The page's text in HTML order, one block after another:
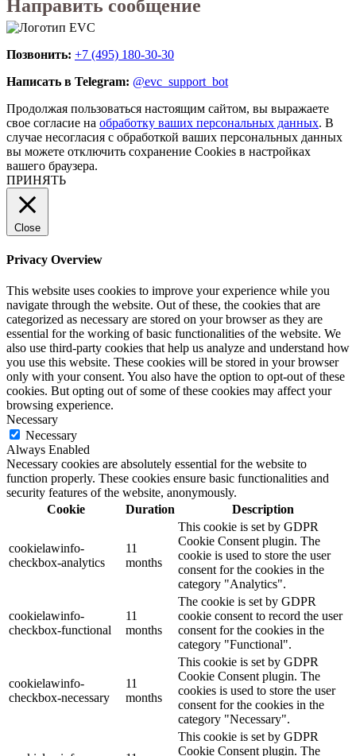
Направить сообщение
Позвонить: +7 (495) 180-30-30
Написать в Telegram: @evc_support_bot
Продолжая пользоваться настоящим сайтом, вы выражаете
свое согласие на обработку ваших персональных данных. В
случае несогласия с обработкой ваших персональных данных
вы можете отключить сохранение Cookies в настройках
вашего браузера.
ПРИНЯТЬ
Close
Privacy Overview
This website uses cookies to improve your experience while you
navigate through the website. Out of these, the cookies that are
categorized as necessary are stored on your browser as they are
essential for the working of basic functionalities of the website. We
also use third-party cookies that help us analyze and understand how
you use this website. These cookies will be stored in your browser
only with your consent. You also have the option to opt-out of these
cookies. But opting out of some of these cookies may affect your
browsing experience.
Necessary
Necessary
Always Enabled
Necessary cookies are absolutely essential for the website to
function properly. These cookies ensure basic functionalities and
security features of the website, anonymously.
Cookie
Duration Description
cookielawinfo-
checkbox-analytics
11
months
This cookie is set by GDPR
Cookie Consent plugin. The
cookie is used to store the user
consent for the cookies in the
category "Analytics".
cookielawinfo-
checkbox-functional
11
months
The cookie is set by GDPR
cookie consent to record the user
consent for the cookies in the
category "Functional".
cookielawinfo-
checkbox-necessary
11
months
This cookie is set by GDPR
Cookie Consent plugin. The
cookies is used to store the user
consent for the cookies in the
category "Necessary".
This cookie is set by GDPR
Cookie Consent plugin. The